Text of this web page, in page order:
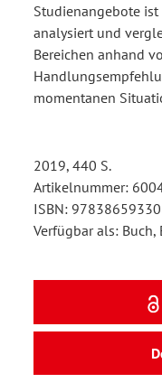
Studienangebote
analysiert und
Bereichen anhand
momentanen
2019, 440 S.
Artikelnummer:
ISBN:
Verfügbar als: Buch,